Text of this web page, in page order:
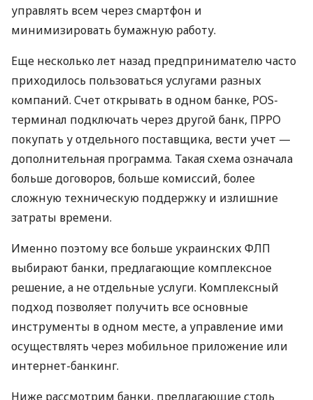
управлять всем через смартфон и
минимизировать бумажную работу.
Еще несколько лет назад предпринимателю часто
приходилось пользоваться услугами разных
компаний. Счет открывать в одном банке, POS-
терминал подключать через другой банк, ПРРО
покупать у отдельного поставщика, вести учет —
дополнительная программа. Такая схема означала
больше договоров, больше комиссий, более
сложную техническую поддержку и излишние
затраты времени.
Именно поэтому все больше украинских ФЛП
выбирают банки, предлагающие комплексное
решение, а не отдельные услуги. Комплексный
подход позволяет получить все основные
инструменты в одном месте, а управление ими
осуществлять через мобильное приложение или
интернет-банкинг.
Ниже рассмотрим банки, предлагающие столь